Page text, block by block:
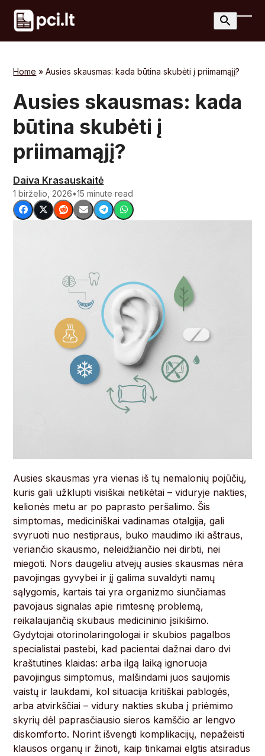
Skip
content
Home »Ausies skausmas: kada būtina skubėti į priimamąjį?
Ausies skausmas: kada
būtina skubėti į
priimamąjį?
Daiva Krasauskaitė
1 birželio, 2026•15 minute read
Ausies skausmas yra vienas iš tų nemalonių pojūčių,
kuris gali užklupti visiškai netikėtai – viduryje nakties,
kelionės metu ar po paprasto peršalimo. Šis
simptomas, mediciniškai vadinamas otalgija, gali
svyruoti nuo nestipraus, buko maudimo iki aštraus,
veriančio skausmo, neleidžiančio nei dirbti, nei
miegoti. Nors daugeliu atvejų ausies skausmas nėra
pavojingas gyvybei ir jį galima suvaldyti namų
sąlygomis, kartais tai yra organizmo siunčiamas
pavojaus signalas apie rimtesnę problemą,
reikalaujančią skubaus medicininio įsikišimo.
Gydytojai otorinolaringologai ir skubios pagalbos
specialistai pastebi, kad pacientai dažnai daro dvi
kraštutines klaidas: arba ilgą laiką ignoruoja
pavojingus simptomus, malšindami juos saujomis
vaistų ir laukdami, kol situacija kritiškai pablogės,
arba atvirkščiai – vidury nakties skuba į priėmimo
skyrių dėl paprasčiausio sieros kamščio ar lengvo
diskomforto. Norint išvengti komplikacijų, nepažeisti
klausos organų ir žinoti, kaip tinkamai elgtis atsiradus